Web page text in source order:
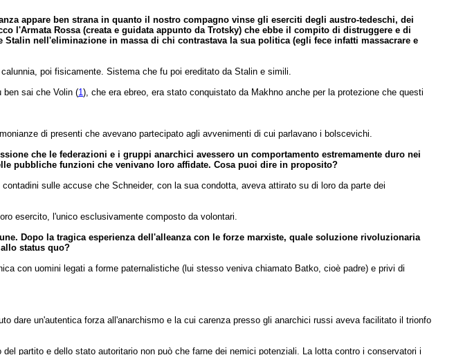
appare ben strana in quanto il nostro compagno vinse gli eserciti degli austro-tedeschi, dei
l'Armata Rossa (creata e guidata appunto da Trotsky) che ebbe il compito di distruggere e di
nell'eliminazione in massa di chi contrastava la sua politica (egli fece infatti massacrare e
poi fisicamente. Sistema che fu poi ereditato da Stalin e simili.
ben sai che Volin (1), che era ebreo, era stato conquistato da Makhno anche per la protezione che questi
di presenti che avevano partecipato agli avvenimenti di cui parlavano i bolscevichi.
che le federazioni e i gruppi anarchici avessero un comportamento estremamente duro nei
pubbliche funzioni che venivano loro affidate. Cosa puoi dire in proposito?
sulle accuse che Schneider, con la sua condotta, aveva attirato su di loro da parte dei
esercito, l'unico esclusivamente composto da volontari.
Dopo la tragica esperienza dell'alleanza con le forze marxiste, quale soluzione rivoluzionaria
status quo?
con uomini legati a forme paternalistiche (lui stesso veniva chiamato Batko, cioè padre) e privi di
dare un'autentica forza all'anarchismo e la cui carenza presso gli anarchici russi aveva facilitato il trionfo
partito e dello stato autoritario non può che farne dei nemici potenziali. La lotta contro i conservatori i